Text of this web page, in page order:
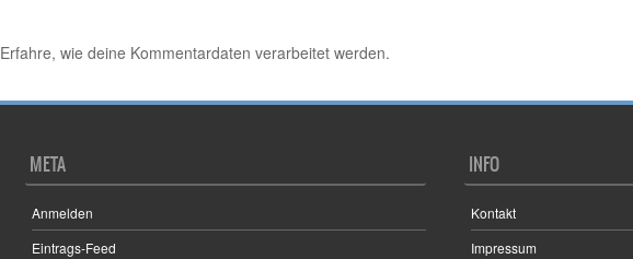
Erfahre, wie deine Kommentardaten verarbeitet werden.
META
Anmelden
Eintrags-Feed
INFO
Kontakt
Impressum